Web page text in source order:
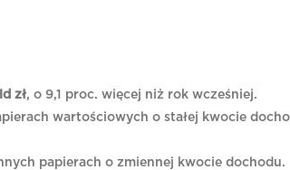
zł, o 9,1 proc. więcej niż rok wcześniej.
wartościowych o stałej kwocie
papierach o zmiennej kwocie dochodu.